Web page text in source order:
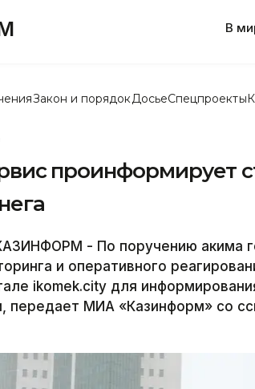
В
Закон и порядок ДосьеСпецпроекты
проинформирует
- По поручению акима
и оперативного
ikomek.city для
передает МИА «Казинформ» со